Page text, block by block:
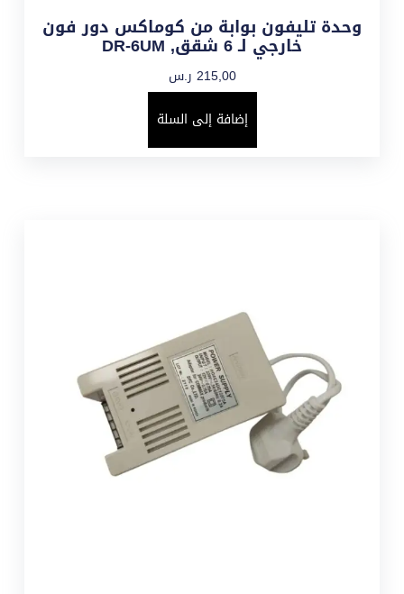
وحدة تليفون بوابة من كوماكس دور فون
خارجي لـ 6 شقق, DR-6UM
215,00 ر.س
إضافة إلى السلة